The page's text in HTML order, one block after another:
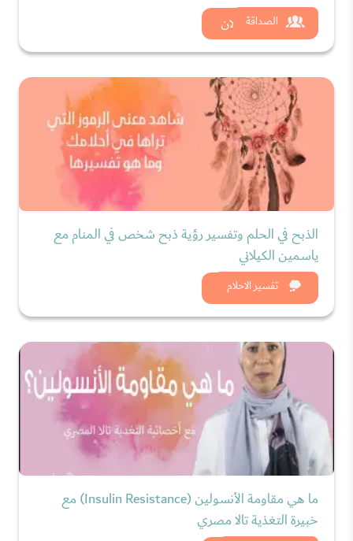
الصداقة
شاهد الان
تفسير الاحلام
الذبح في الحلم وتفسير رؤية ذبح شخص في المنام مع
ياسمين الكيلاني
شاهد الان
ما هي مقاومة الأنسولين (Insulin Resistance) مع
خبيرة التغذية تالا مصري